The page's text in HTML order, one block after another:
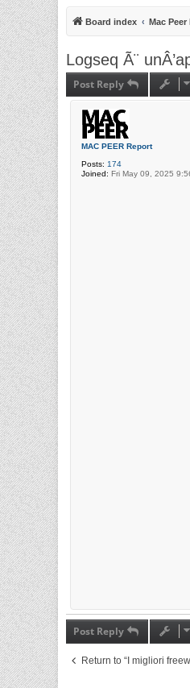
Board index Mac
Logseq Ã¨
Post Reply
MAC PEER Report
Posts: 174
Joined: Fri May 09, 2025
Post Reply
Return to “I migliori